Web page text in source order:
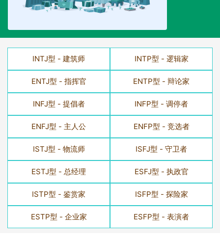
INTJ型 - 建筑师 INTP型 - 逻辑家
ENTJ型 - 指挥官 ENTP型 - 辩论家
INFJ型 - 提倡者 INFP型 - 调停者
ENFJ型 - 主人公 ENFP型 - 竞选者
ISTJ型 - 物流师 ISFJ型 - 守卫者
ESTJ型 - 总经理 ESFJ型 - 执政官
ISTP型 - 鉴赏家 ISFP型 - 探险家
ESTP型 - 企业家 ESFP型 - 表演者